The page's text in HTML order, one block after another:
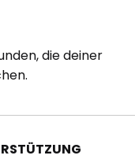
die deiner